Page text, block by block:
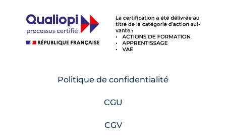
Politique de confidentialité
CGU
CGV